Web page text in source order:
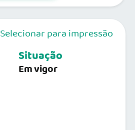
Selecionar para impressão
Situação
Em vigor